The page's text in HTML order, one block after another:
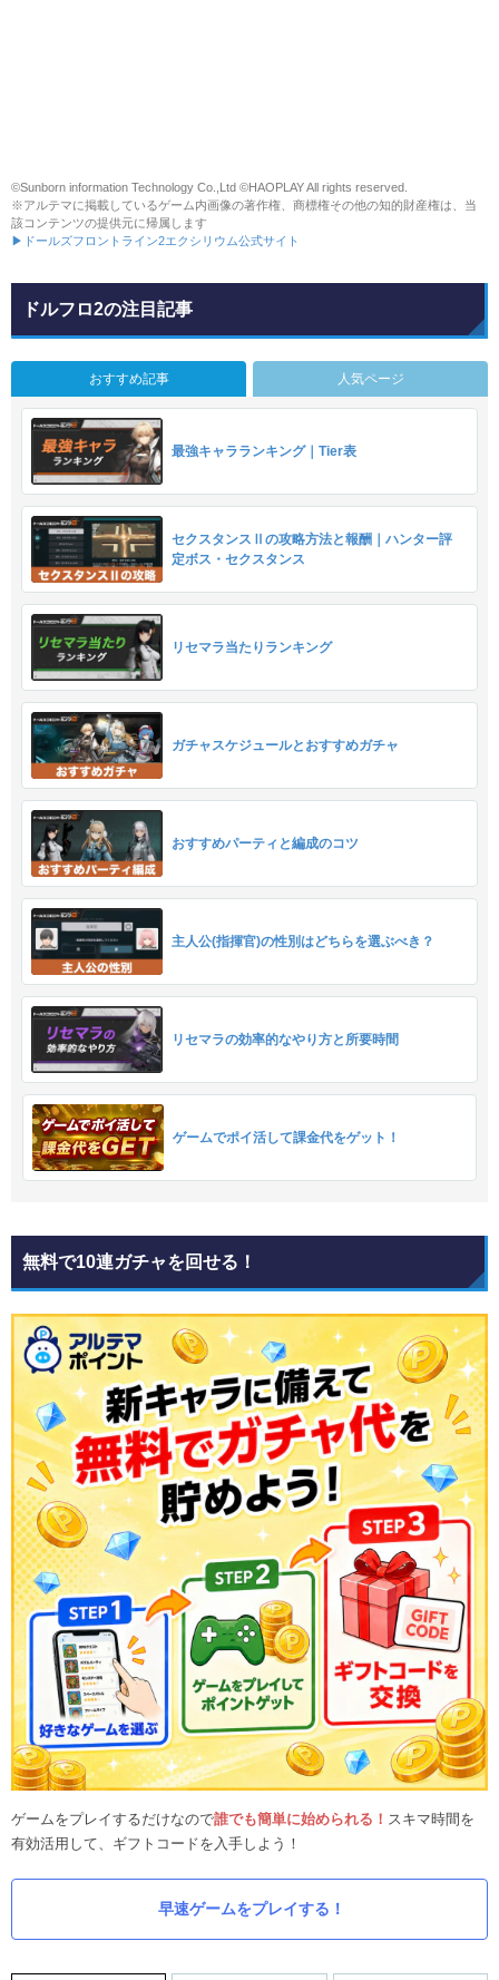
©Sunborn information Technology Co.,Ltd ©HAOPLAY All rights reserved.
※アルテマに掲載しているゲーム内画像の著作権、商標権その他の知的財産権は、当
該コンテンツの提供元に帰属します
▶ドールズフロントライン2エクシリウム公式サイト
ドルフロ2の注目記事
おすすめ記事 人気ページ
最強キャラランキング｜Tier表
セクスタンスⅡの攻略方法と報酬｜ハンター評
定ボス・セクスタンス
リセマラ当たりランキング
ガチャスケジュールとおすすめガチャ
おすすめパーティと編成のコツ
主人公(指揮官)の性別はどちらを選ぶべき？
リセマラの効率的なやり方と所要時間
ゲームでポイ活して課金代をゲット！
無料で10連ガチャを回せる！
ゲームをプレイするだけなので誰でも簡単に始められる！ スキマ時間を
有効活用して、ギフトコードを入手しよう！
早速ゲームをプレイする！